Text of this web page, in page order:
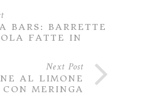
BARS: BARRETTE
FATTE IN
Next Post
AL LIMONE
CON MERINGA